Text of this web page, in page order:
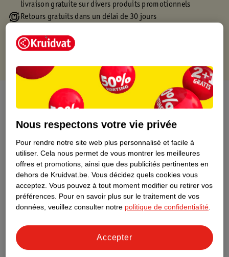
livraison gratuite sur divers produits promotionnels
Retours gratuits dans un délai de 30 jours
À propos de ce produit
Informations relatives au produit
Informations figurant sur l'étiquette
Nature Impact Score
Ce produit n’a (pas encore) de "Nature
Impact Score".
Nous respectons votre vie privée
Pour rendre notre site web plus personnalisé et facile à
utiliser. Cela nous permet de vous montrer les meilleures
offres et promotions, ainsi que des publicités pertinentes en
dehors de Kruidvat.be. Vous décidez quels cookies vous
acceptez. Vous pouvez à tout moment modifier ou retirer vos
préférences. Pour en savoir plus sur le traitement de vos
données, veuillez consulter notre politique de confidentialité.
Accepter